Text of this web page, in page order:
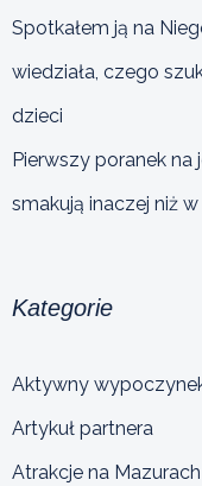
Spotkałem ją na
wiedziała, czego
dzieci
Pierwszy poranek
smakują inaczej niż
Kategorie
Aktywny
Artykuł partnera
Atrakcje na Mazurach